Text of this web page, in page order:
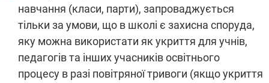
навчання (класи, парти), запроваджується
тільки за умови, що в школі є захисна споруда,
яку можна використати як укриття для учнів,
педагогів та інших учасників освітнього
процесу в разі повітряної тривоги (якщо укриття